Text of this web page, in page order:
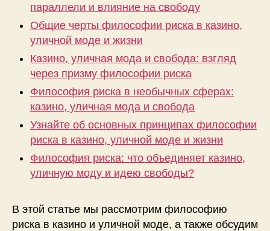
параллели и влияние на свободу
Общие черты философии риска в казино,
уличной моде и жизни
Казино, уличная мода и свобода: взгляд
через призму философии риска
Философия риска в необычных сферах:
казино, уличная мода и свобода
Узнайте об основных принципах философии
риска в казино, уличной моде и жизни
Философия риска: что объединяет казино,
уличную моду и идею свободы?
В этой статье мы рассмотрим философию
риска в казино и уличной моде, а также обсудим